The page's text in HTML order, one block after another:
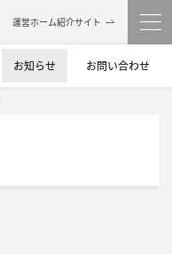
運営ホーム紹介サイト
お知らせ お問い合わせ